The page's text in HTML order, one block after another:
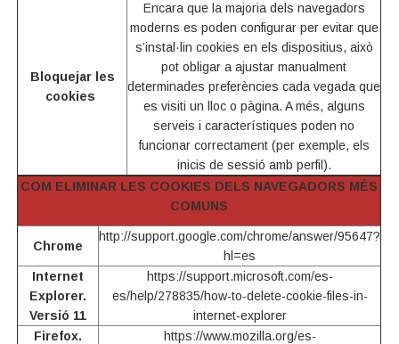
Bloquejar les
cookies
Encara que la majoria dels navegadors
moderns es poden configurar per evitar que
s’instal·lin cookies en els dispositius, això
pot obligar a ajustar manualment
determinades preferències cada vegada que
es visiti un lloc o pàgina. A més, alguns
serveis i característiques poden no
funcionar correctament (per exemple, els
inicis de sessió amb perfil).
COM ELIMINAR LES COOKIES DELS NAVEGADORS MÉS
COMUNS
Chrome
http://support.google.com/chrome/answer/95647?
hl=es
Internet
Explorer.
Versió 11
https://support.microsoft.com/es-
es/help/278835/how-to-delete-cookie-files-in-
internet-explorer
Firefox.
https://www.mozilla.org/es-